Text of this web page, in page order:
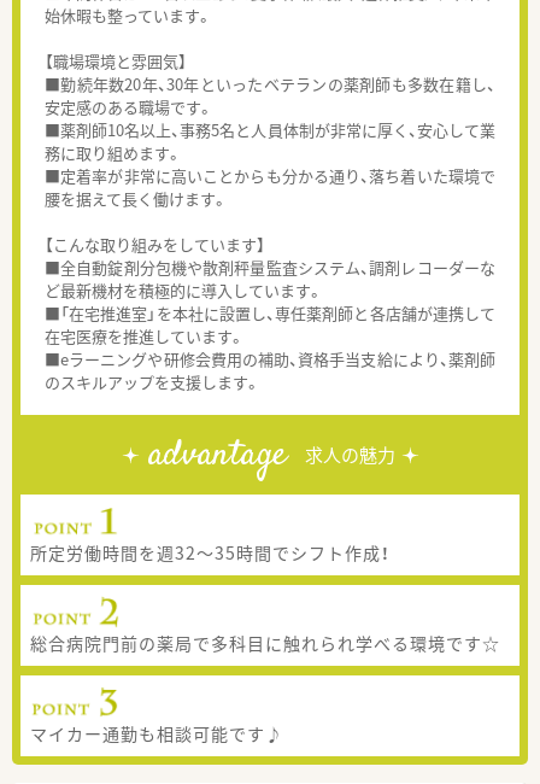
始休暇も整っています。
【職場環境と雰囲気】
■勤続年数20年、30年といったベテランの薬剤師も多数在籍し、
安定感のある職場です。
■薬剤師10名以上、事務5名と人員体制が非常に厚く、安心して業
務に取り組めます。
■定着率が非常に高いことからも分かる通り、落ち着いた環境で
腰を据えて長く働けます。
【こんな取り組みをしています】
■全自動錠剤分包機や散剤秤量監査システム、調剤レコーダーな
ど最新機材を積極的に導入しています。
■「在宅推進室」を本社に設置し、専任薬剤師と各店舗が連携して
在宅医療を推進しています。
■eラーニングや研修会費用の補助、資格手当支給により、薬剤師
のスキルアップを支援します。
advantage 求人の魅力
所定労働時間を週32～35時間でシフト作成！
総合病院門前の薬局で多科目に触れられ学べる環境です☆
マイカー通勤も相談可能です♪